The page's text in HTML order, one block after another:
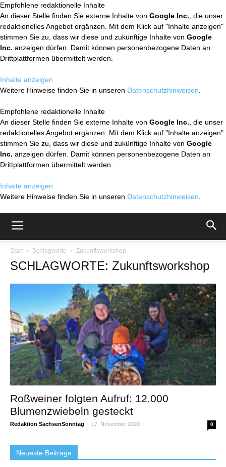
Empfohlene redaktionelle Inhalte
An dieser Stelle finden Sie externe Inhalte von Google Inc. , die unser
redaktionelles Angebot ergänzen. Mit dem Klick auf "Inhalte anzeigen"
stimmen Sie zu, dass wir diese und zukünftige Inhalte von Google
Inc. anzeigen dürfen. Damit können personenbezogene Daten an
Drittplattformen übermittelt werden.
Inhalte anzeigen
Weitere Hinweise finden Sie in unseren Datenschutzhinweisen
Empfohlene redaktionelle Inhalte
An dieser Stelle finden Sie externe Inhalte von Google Inc. , die unser
redaktionelles Angebot ergänzen. Mit dem Klick auf "Inhalte anzeigen"
stimmen Sie zu, dass wir diese und zukünftige Inhalte von Google
Inc. anzeigen dürfen. Damit können personenbezogene Daten an
Drittplattformen übermittelt werden.
Inhalte anzeigen
Weitere Hinweise finden Sie in unseren Datenschutzhinweisen
Start Schlagworte Zukunftsworkshop
SCHLAGWORTE: Zukunftsworkshop
Roßweiner folgten Aufruf: 12.000
Blumenzwiebeln gesteckt
Redaktion SachsenSonntag - 17. November 2020 0
Neueste Beiträge